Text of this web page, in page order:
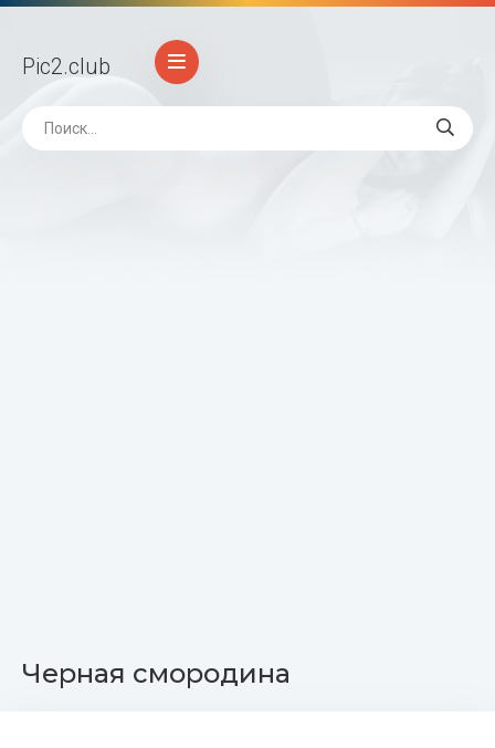
Pic2.club
Черная смородина